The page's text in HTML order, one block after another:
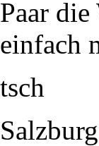
Paar
einfach
tsch